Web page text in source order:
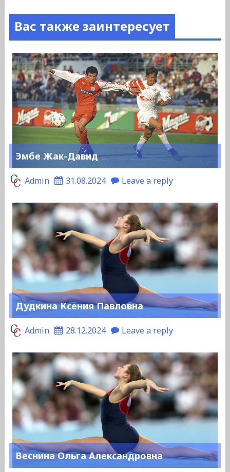
Вас также заинтересует
Эмбе Жак-Давид
Admin 31.08.2024 Leave a reply
Дудкина Ксения Павловна
Admin 28.12.2024 Leave a reply
Веснина Ольга Александровна